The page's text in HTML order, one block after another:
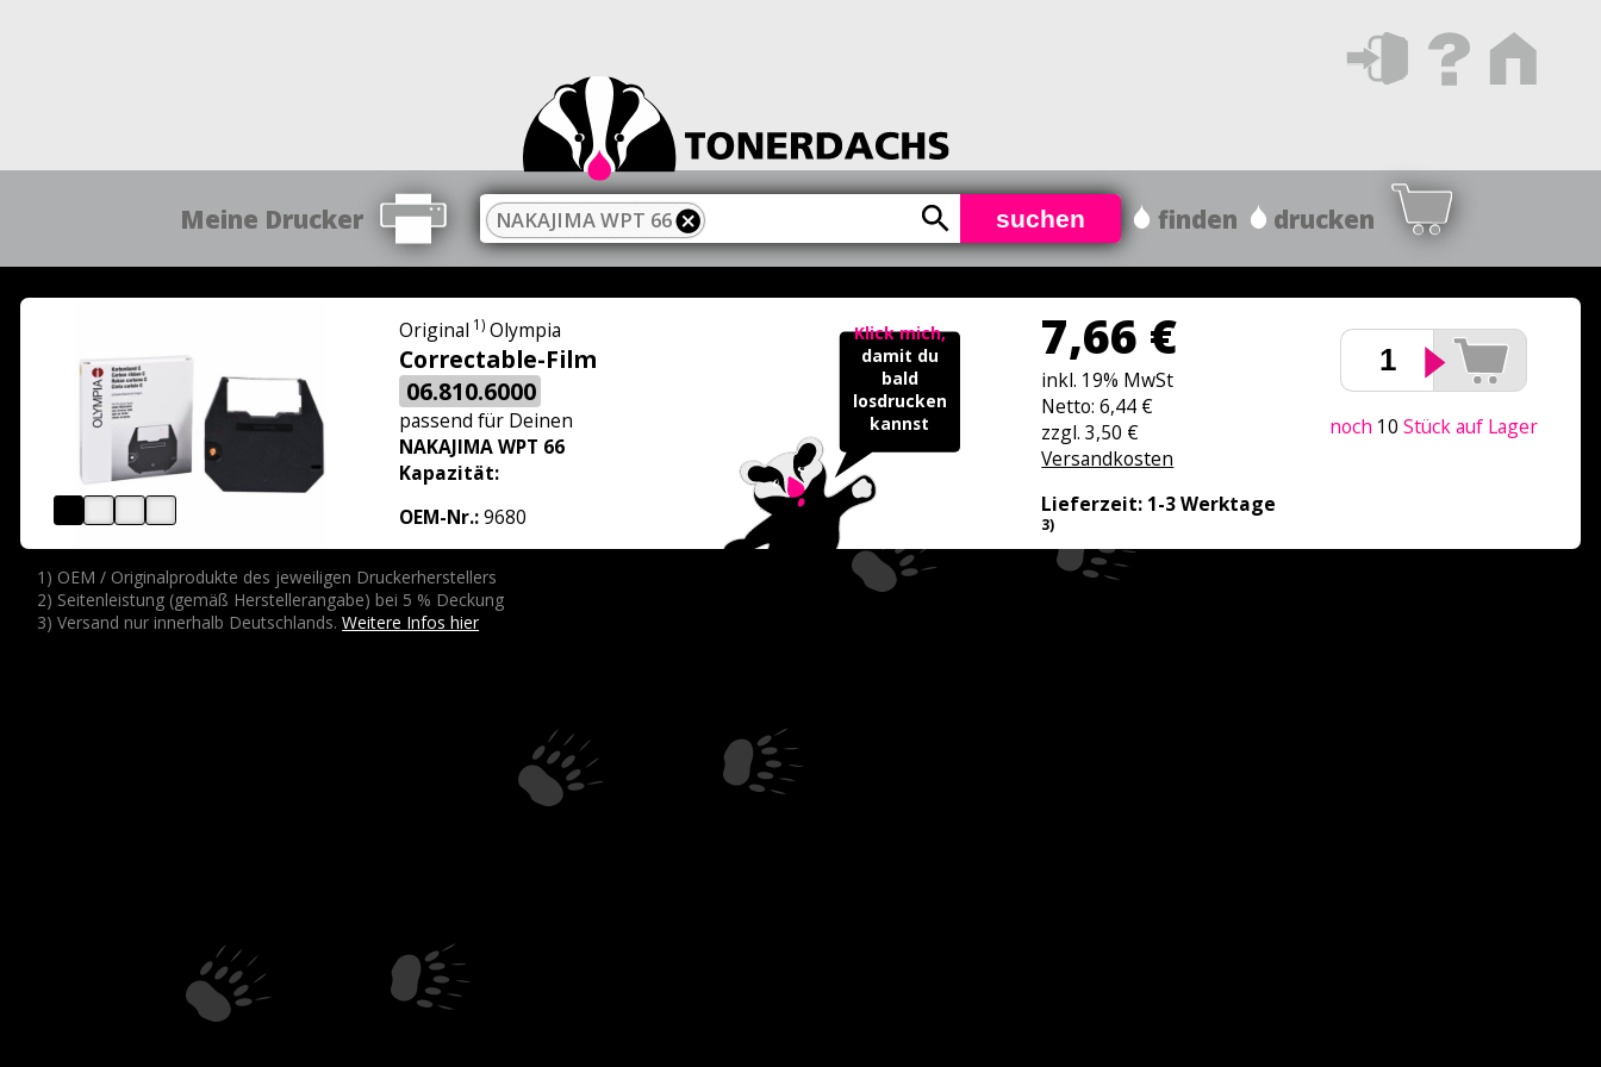
Meine Drucker NAKAJIMA WPT 66 suchen finden drucken
Original 1) Olympia
Correctable-Film
06.810.6000
passend für Deinen
NAKAJIMA WPT 66
Kapazität:
OEM-Nr.:9680
Klick mich,
damit du
bald
losdrucken
kannst
7,66 €
inkl. 19% MwSt
Netto: 6,44 €
zzgl. 3,50 €
Versandkosten
Lieferzeit: 1-3 Werktage
3)
noch 10 Stück auf Lager
1) OEM / Originalprodukte des jeweiligen Druckerherstellers
2) Seitenleistung (gemäß Herstellerangabe) bei 5 % Deckung
3) Versand nur innerhalb Deutschlands.Weitere Infos hier